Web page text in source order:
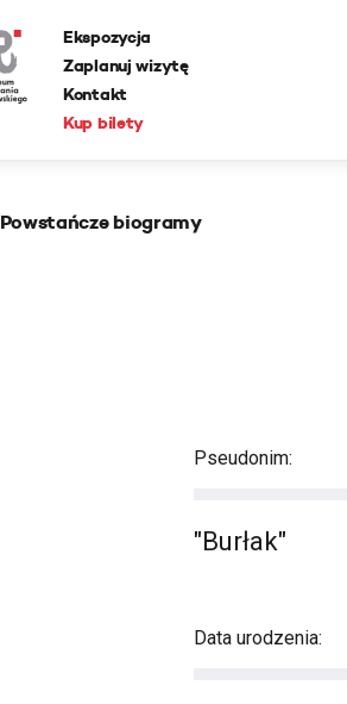
Ekspozycja
Zaplanuj wizytę
Kontakt
Kup bilety
Powstańcze biogramy
Pseudonim:
"Burłak"
Data urodzenia: